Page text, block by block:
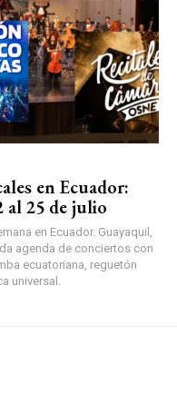
en Ecuador:
al 25 de julio
en Ecuador. Guayaquil,
agenda de conciertos con
ecuatoriana, reguetón
universal.